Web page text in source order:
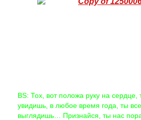
BS: Тох, вот положа руку на сердце,
увидишь, в любое время года, ты
выглядишь… Признайся, ты нас